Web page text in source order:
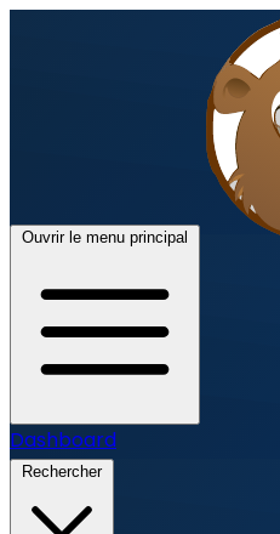
Ouvrir le menu principal
Dashboard
Rechercher